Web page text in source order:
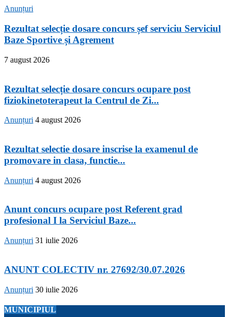
Anunțuri
Rezultat selecție dosare concurs șef serviciu Serviciul
Baze Sportive și Agrement
7 august 2026
Rezultat selecție dosare concurs ocupare post
fiziokinetoterapeut la Centrul de Zi...
Anunțuri 4 august 2026
Rezultat selectie dosare inscrise la examenul de
promovare in clasa, functie...
Anunțuri 4 august 2026
Anunt concurs ocupare post Referent grad
profesional I la Serviciul Baze...
Anunțuri 31 iulie 2026
ANUNT COLECTIV nr. 27692/30.07.2026
Anunțuri 30 iulie 2026
MUNICIPIUL